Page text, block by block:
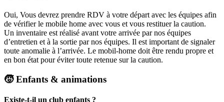
Oui, Vous devrez prendre RDV à votre départ avec les équipes afin
de vérifier le mobile home avec vous et vous restituer la caution.
Un inventaire est réalisé avant votre arrivée par nos équipes
d’entretien et à la sortie par nos équipes. Il est important de signaler
toute anomalie à l’arrivée. Le mobil-home doit être rendu propre et
en bon état pour éviter toute retenue sur la caution.
🧒 Enfants & animations
Existe-t-il un club enfants ?